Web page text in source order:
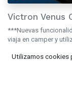
Victron Venus
***Nuevas
viaja en camper y
Monitorización
Utilizamos cookies